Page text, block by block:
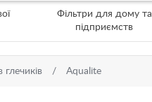
Фільтри для дому та
підприємств
глечиків Aqualite